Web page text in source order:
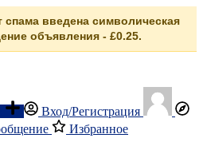
введена символическая
объявления - £0.25.
Вход/Регистрация
Избранное